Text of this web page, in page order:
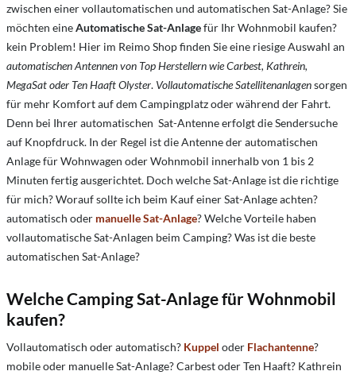
zwischen einer vollautomatischen und automatischen Sat-Anlage? Sie
möchten eineAutomatische Sat-Anlagefür Ihr Wohnmobil kaufen?
kein Problem! Hier im Reimo Shop finden Sie eine riesige Auswahl an
automatischen Antennen von Top Herstellern wie Carbest, Kathrein,
MegaSat oder Ten Haaft Olyster. Vollautomatische Satellitenanlagensorgen
für mehr Komfort auf dem Campingplatz oder während der Fahrt.
Denn bei Ihrer automatischen Sat-Antenne erfolgt die Sendersuche
auf Knopfdruck. In der Regel ist die Antenne der automatischen
Anlage für Wohnwagen oder Wohnmobil innerhalb von 1 bis 2
Minuten fertig ausgerichtet. Doch welche Sat-Anlage ist die richtige
für mich? Worauf sollte ich beim Kauf einer Sat-Anlage achten?
automatisch oder manuelle Sat-Anlage? Welche Vorteile haben
vollautomatische Sat-Anlagen beim Camping?Was ist die beste
automatischen Sat-Anlage?
Welche Camping Sat-Anlage für Wohnmobil
kaufen?
Vollautomatisch oder automatisch? Kuppel oder Flachantenne?
mobile oder manuelle Sat-Anlage? Carbest oder Ten Haaft? Kathrein